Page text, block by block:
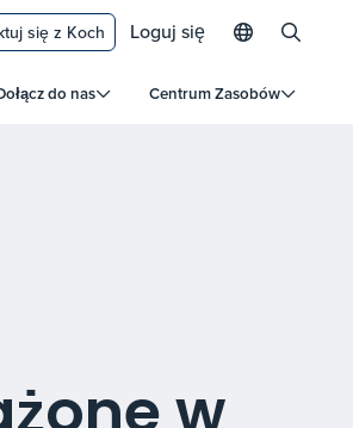
do nas Centrum Zasobów
się z Koch Loguj się